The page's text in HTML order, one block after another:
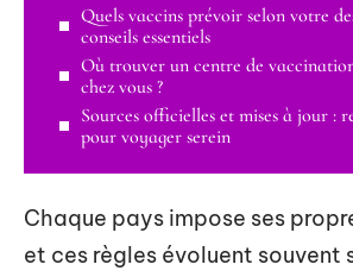
Quels vaccins prévoir selon votre
conseils essentiels
Où trouver un centre de
chez vous ?
Sources officielles et mises à jour :
pour voyager serein
Chaque pays impose ses
et ces règles évoluent souvent